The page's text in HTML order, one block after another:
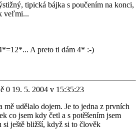
tipická bájka s poučením na konci,
veľmi...
A preto ti dám 4* :-)
19. 5. 2004 v 15:35:23
mě udělalo dojem. Je to jedna z prvních
co jsem kdy četl a s potěšením jsem
si ještě bližší, když si to člověk